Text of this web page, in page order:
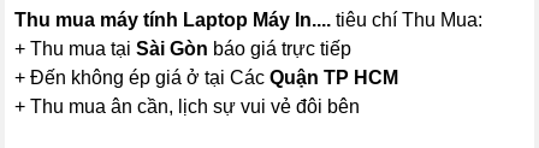
Thu mua máy tính Laptop Máy In....tiêu chí Thu Mua:
+ Thu mua tạiSài Gòn báo giá trực tiếp
+ Đến không ép giá ở tại CácQuận TP HCM
+ Thu mua ân cần, lịch sự vui vẻ đôi bên